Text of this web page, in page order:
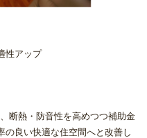
性アップ
断熱・防音性を高めつつ補助金
の良い快適な住空間へと改善し